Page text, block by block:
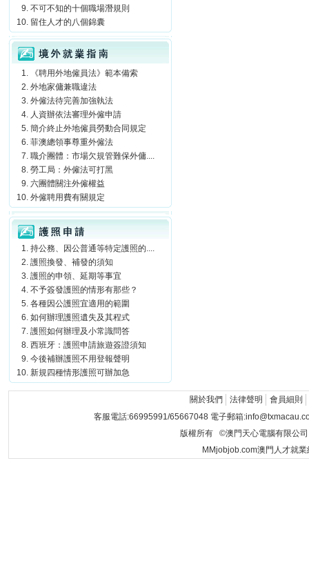
不可不知的十個職場潛規則
留住人才的八個錦囊
境外就業指南
《聘用外地僱員法》範本備索
外地家傭兼職違法
外僱法待完善加強執法
人資辦依法審理外僱申請
簡介終止外地僱員勞動合同規定
菲澳總領事尊重外僱法
職介團體：市場欠規管難保外傭....
勞工局：外僱法可打黑
六團體關注外僱權益
外僱聘用費有關規定
護照申請
持公務、因公普通等特定護照的....
護照換發、補發的須知
護照的申領、延期等事宜
不予簽發護照的情形有那些？
各種因公護照宜適用的範圍
如何辦理護照遺失及其程式
護照如何辦理及小常識問答
西班牙：護照申請旅遊簽證須知
今後補辦護照不用登報聲明
新規四種情形護照可辦加急
關於我們 法律聲明
會員細則
客服電話:66995991/65667048 電子郵箱
版權所有 ©澳門天心電腦有限公
MMjobjob.com澳門人才就